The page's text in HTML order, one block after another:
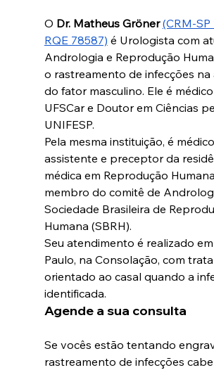
O Dr. Matheus Gröner (CRM-SP
RQE 78587) é Urologista com
Andrologia e Reprodução
o rastreamento de infecções na
do fator masculino. Ele é
UFSCar e Doutor em Ciências
UNIFESP.
Pela mesma instituição, é médico
assistente e preceptor da
médica em Reprodução
membro do comitê de
Sociedade Brasileira de
Humana (SBRH).
Seu atendimento é realizado
Paulo, na Consolação, com
orientado ao casal quando a
identificada.
Agende a sua consulta
Se vocês estão tentando
rastreamento de infecções